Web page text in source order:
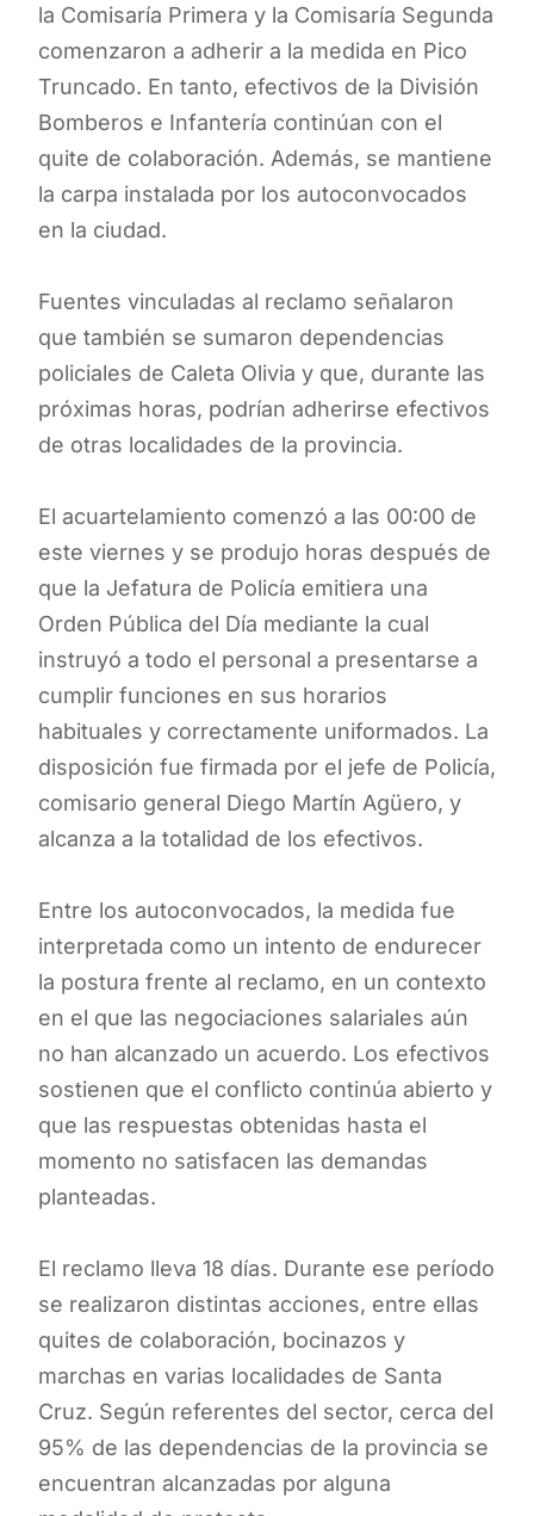
la Comisaría Primera y la Comisaría Segunda
comenzaron a adherir a la medida en Pico
Truncado. En tanto, efectivos de la División
Bomberos e Infantería continúan con el
quite de colaboración. Además, se mantiene
la carpa instalada por los autoconvocados
en la ciudad.
Fuentes vinculadas al reclamo señalaron
que también se sumaron dependencias
policiales de Caleta Olivia y que, durante las
próximas horas, podrían adherirse efectivos
de otras localidades de la provincia.
El acuartelamiento comenzó a las 00:00 de
este viernes y se produjo horas después de
que la Jefatura de Policía emitiera una
Orden Pública del Día mediante la cual
instruyó a todo el personal a presentarse a
cumplir funciones en sus horarios
habituales y correctamente uniformados. La
disposición fue firmada por el jefe de Policía,
comisario general Diego Martín Agüero, y
alcanza a la totalidad de los efectivos.
Entre los autoconvocados, la medida fue
interpretada como un intento de endurecer
la postura frente al reclamo, en un contexto
en el que las negociaciones salariales aún
no han alcanzado un acuerdo. Los efectivos
sostienen que el conflicto continúa abierto y
que las respuestas obtenidas hasta el
momento no satisfacen las demandas
planteadas.
El reclamo lleva 18 días. Durante ese período
se realizaron distintas acciones, entre ellas
quites de colaboración, bocinazos y
marchas en varias localidades de Santa
Cruz. Según referentes del sector, cerca del
95% de las dependencias de la provincia se
encuentran alcanzadas por alguna